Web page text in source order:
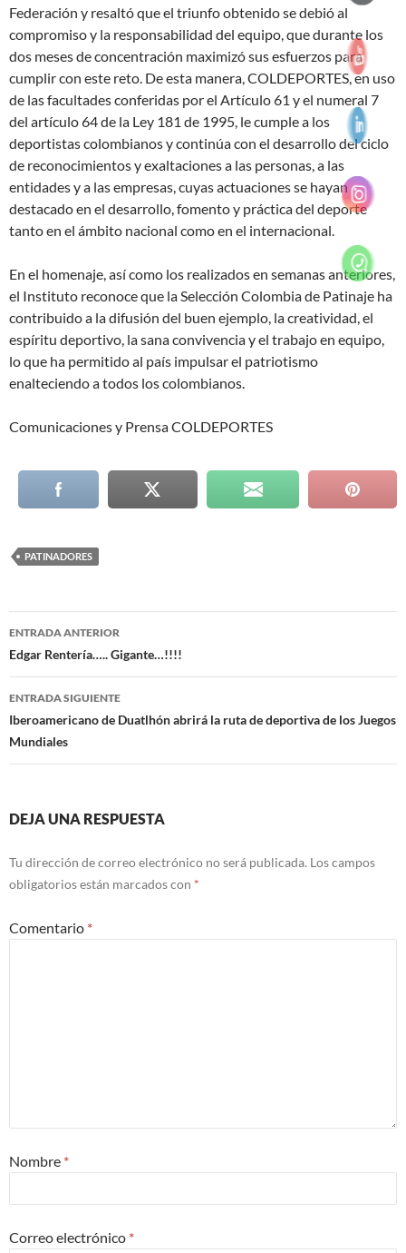
Federación y resaltó que el triunfo obtenido se debió al
compromiso y la responsabilidad del equipo, que durante los
dos meses de concentración maximizó sus esfuerzos para
cumplir con este reto. De esta manera, COLDEPORTES, en uso
de las facultades conferidas por el Artículo 61 y el numeral 7
del artículo 64 de la Ley 181 de 1995, le cumple a los
deportistas colombianos y continúa con el desarrollo del ciclo
de reconocimientos y exaltaciones a las personas, a las
entidades y a las empresas, cuyas actuaciones se hayan
destacado en el desarrollo, fomento y práctica del deporte
tanto en el ámbito nacional como en el internacional.
En el homenaje, así como los realizados en semanas anteriores,
el Instituto reconoce que la Selección Colombia de Patinaje ha
contribuido a la difusión del buen ejemplo, la creatividad, el
espíritu deportivo, la sana convivencia y el trabajo en equipo,
lo que ha permitido al país impulsar el patriotismo
enalteciendo a todos los colombianos.
Comunicaciones y Prensa COLDEPORTES
PATINADORES
Navegación
de
entradas
ENTRADA ANTERIOR
Edgar Rentería….. Gigante…!!!!
ENTRADA SIGUIENTE
Iberoamericano de Duatlhón abrirá la ruta de deportiva de los Juegos
Mundiales
DEJA UNA RESPUESTA
Tu dirección de correo electrónico no será publicada. Los campos
obligatorios están marcados con *
Comentario *
Nombre *
Correo electrónico *